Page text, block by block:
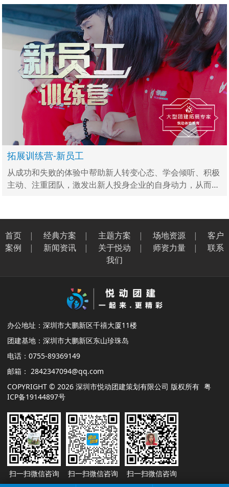
拓展训练营-新员工
从成功和失败的体验中帮助新人转变心态、学会倾听、积极
主动、注重团队，激发出新人投身企业的自身动力，从而快
首页 | 经典方案 | 主题方案 | 场地资源 |
客户
案例
| 新闻资讯 | 关于悦动 | 师资力量 |
联系
我们
办公地址：深圳市大鹏新区千禧大厦11楼
团建基地：深圳市大鹏新区东山珍珠岛
电话：0755-89369149
邮箱： 2842347094@qq.com
COPYRIGHT © 2026 深圳市悦动团建策划有限公司 版权所有 粤
ICP备19144897号
扫一扫微信咨询 扫一扫微信咨询 扫一扫微信咨询